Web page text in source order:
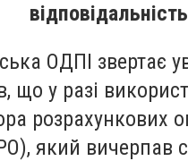
відповідальність
ОДПІ звертає
що у разі
розрахункових
який вичерпав